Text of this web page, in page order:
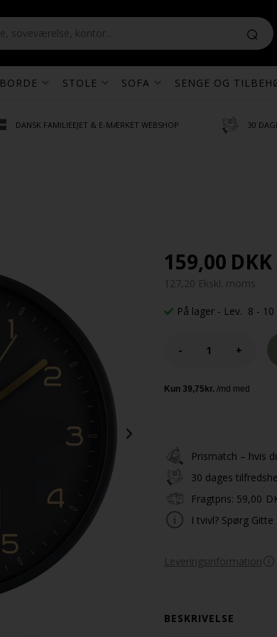
BORDE STOLE SOFA SENGE OG
DANSK FAMILIEEJET & E-MÆRKET WEBSHOP 30
159,00 DKK
127,20 Ekskl. moms
På lager - Lev. 8 - 10
- +
Prismatch – hvis
30 dages
Fragtpris: 59,00
I tvivl? Spørg
Leveringsinformation
BESKRIVELSE